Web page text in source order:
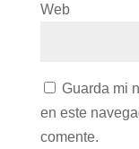
Web
Guarda mi
en este
comente.